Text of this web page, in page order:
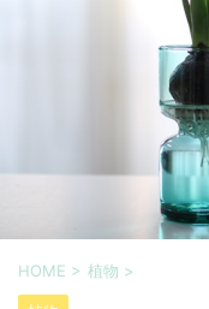
HOME > 植物 >